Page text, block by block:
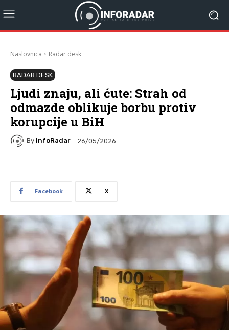
Naslovnica Radar desk
RADAR DESK
Ljudi znaju, ali ćute: Strah od
odmazde oblikuje borbu protiv
korupcije u BiH
By InfoRadar 26/05/2026
Facebook X